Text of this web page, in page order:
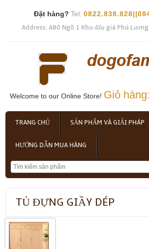
Đặt hàng? Tel:
Address: A80 Ngõ 1 Khu đấu giá Phú
Welcome to our Online Store! Giỏ hàng:
TRANG CHỦ SẢN PHẨM VÀ GIẢI PHÁP
HƯỚNG DẪN MUA HÀNG
TỦ ĐỰNG GIẦY DÉP